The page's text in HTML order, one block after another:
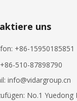
uns
+86-15950185851
510-87898790
info@vidargroup.cn
No.1 Yuedong